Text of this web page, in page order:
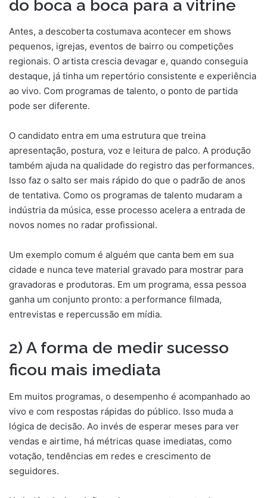
do boca a boca para a vitrine
Antes, a descoberta costumava acontecer em shows
pequenos, igrejas, eventos de bairro ou competições
regionais. O artista crescia devagar e, quando conseguia
destaque, já tinha um repertório consistente e experiência
ao vivo. Com programas de talento, o ponto de partida
pode ser diferente.
O candidato entra em uma estrutura que treina
apresentação, postura, voz e leitura de palco. A produção
também ajuda na qualidade do registro das performances.
Isso faz o salto ser mais rápido do que o padrão de anos
de tentativa. Como os programas de talento mudaram a
indústria da música, esse processo acelera a entrada de
novos nomes no radar profissional.
Um exemplo comum é alguém que canta bem em sua
cidade e nunca teve material gravado para mostrar para
gravadoras e produtoras. Em um programa, essa pessoa
ganha um conjunto pronto: a performance filmada,
entrevistas e repercussão em mídia.
2) A forma de medir sucesso
ficou mais imediata
Em muitos programas, o desempenho é acompanhado ao
vivo e com respostas rápidas do público. Isso muda a
lógica de decisão. Ao invés de esperar meses para ver
vendas e airtime, há métricas quase imediatas, como
votação, tendências em redes e crescimento de
seguidores.